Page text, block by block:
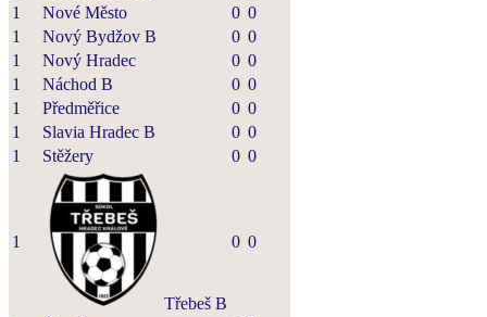
1
Nové Město 0 0
1
Nový Bydžov B 0 0
1
Nový Hradec 0 0
1
Náchod B 0 0
1
Předměřice 0 0
1
Slavia Hradec B 0 0
1
Stěžery 0 0
1
Třebeš B
0 0